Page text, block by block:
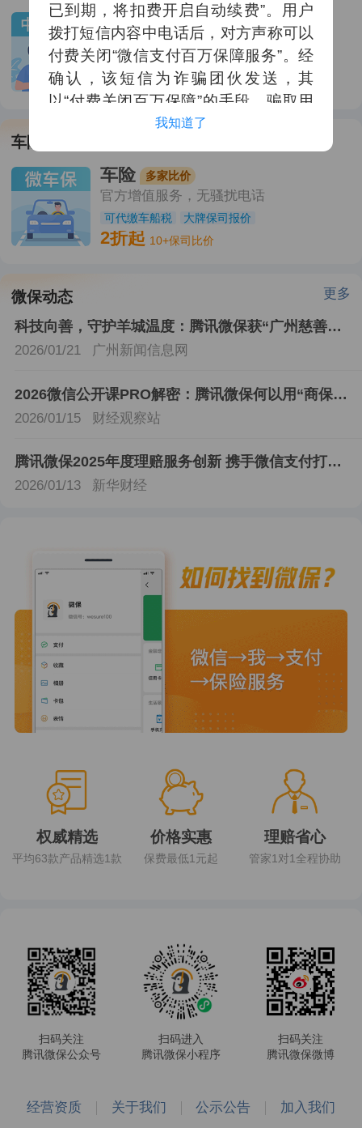
中国人保家庭意外险
全家共享|一张保单，全家人都能保
0-80岁可投
最多可保9口人
￥9.9 /月起 加人不加价
车险
车险 多家比价
官方增值服务，无骚扰电话
可代缴车船税 大牌保司报价
2折起 10+保司比价
微保动态 更多
科技向善，守护羊城温度：腾讯微保获“广州慈善服务表扬状”
2026/01/21 广州新闻信息网
2026微信公开课PRO解密：腾讯微保何以用“商保直付”破解保险理赔“不可能三角”
2026/01/15 财经观察站
腾讯微保2025年度理赔服务创新 携手微信支付打造微信支付场景全国首个商保直付
2026/01/13 新华财经
权威精选
平均63款产品精选1款
价格实惠
保费最低1元起
理赔省心
管家1对1全程协助
扫码关注
腾讯微保公众号
扫码进入
腾讯微保小程序
扫码关注
腾讯微保微博
经营资质 关于我们 公示公告 加入我们
已到期，将扣费开启自动续费”。用户
拨打短信内容中电话后，对方声称可以
付费关闭“微信支付百万保障服务”。经
确认，该短信为诈骗团伙发送，其
以“付费关闭百万保障”的手段，骗取用
官方网站地址为www.wesure.cn，请认
准该官网地址，切勿在其他仿冒地址提
交自己的个人敏感信息。
账汇款。涉及续保、续费等事宜，请通
过“腾讯微保”官方小程序进行处理，或
拨打 微保客服及服务监督热线：400-
我知道了